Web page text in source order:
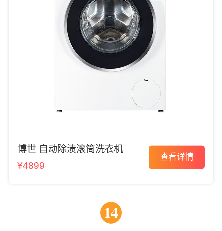
博世 自动除渍滚筒洗衣机
¥4899
查看详情
14